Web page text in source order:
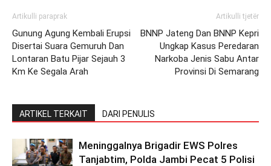
Artikulli paraprak
Gunung Agung Kembali Erupsi
Disertai Suara Gemuruh Dan
Lontaran Batu Pijar Sejauh 3
Km Ke Segala Arah
Artikulli tjetër
BNNP Jateng Dan BNNP Kepri
Ungkap Kasus Peredaran
Narkoba Jenis Sabu Antar
Provinsi Di Semarang
ARTIKEL TERKAIT DARI PENULIS
Meninggalnya Brigadir EWS Polres
Tanjabtim, Polda Jambi Pecat 5 Polisi